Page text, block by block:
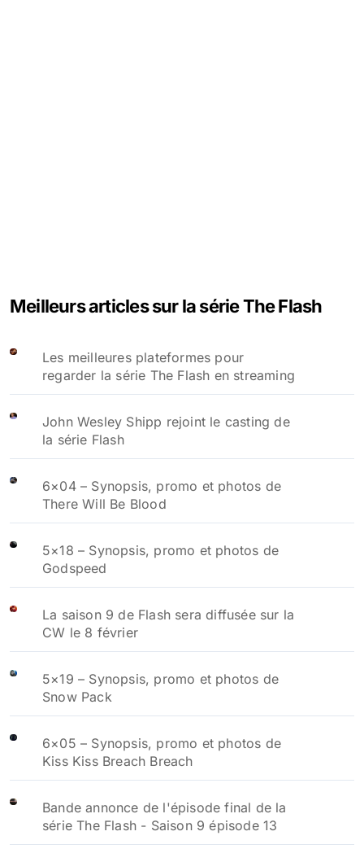
Meilleurs articles sur la série The Flash
Les meilleures plateformes pour
regarder la série The Flash en streaming
John Wesley Shipp rejoint le casting de
la série Flash
6×04 – Synopsis, promo et photos de
There Will Be Blood
5×18 – Synopsis, promo et photos de
Godspeed
La saison 9 de Flash sera diffusée sur la
CW le 8 février
5×19 – Synopsis, promo et photos de
Snow Pack
6×05 – Synopsis, promo et photos de
Kiss Kiss Breach Breach
Bande annonce de l'épisode final de la
série The Flash - Saison 9 épisode 13